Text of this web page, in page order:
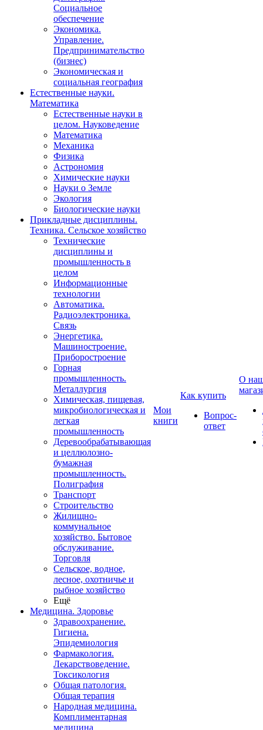
Социальное
обеспечение
Экономика.
Управление.
Предпринимательство
(бизнес)
Экономическая и
социальная география
Естественные науки.
Математика
Естественные науки в
целом. Науковедение
Математика
Механика
Физика
Астрономия
Химические науки
Науки о Земле
Экология
Биологические науки
Прикладные дисциплины.
Техника. Сельское хозяйство
Технические
дисциплины и
промышленность в
целом
Информационные
технологии
Автоматика.
Радиоэлектроника.
Связь
Энергетика.
Машиностроение.
Приборостроение
Горная
промышленность.
Металлургия
Химическая, пищевая,
микробиологическая и
легкая
промышленность
Деревообрабатывающая
и целлюлозно-
бумажная
промышленность.
Полиграфия
Транспорт
Строительство
Жилищно-
коммунальное
хозяйство. Бытовое
обслуживание.
Торговля
Сельское, водное,
лесное, охотничье и
рыбное хозяйство
Ещё
Медицина. Здоровье
Здравоохранение.
Гигиена.
Эпидемиология
Фармакология.
Лекарствоведение.
Токсикология
Общая патология.
Общая терапия
Народная медицина.
Комплиментарная
медицина
Мои
книги
Как купить
Вопрос-
ответ
О